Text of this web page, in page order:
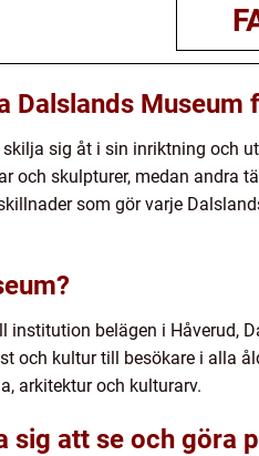
Dalslands Museum
sig åt i sin inriktning och
och skulpturer, medan andra
som gör varje
institution belägen i Håverud,
och kultur till besökare i alla
arkitektur och kulturarv.
sig att se och göra